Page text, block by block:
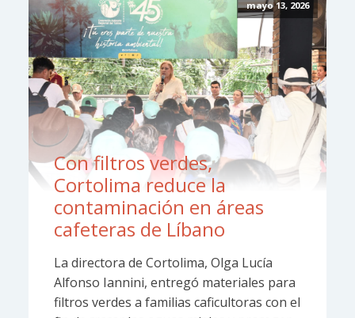
mayo 13, 2026
Con filtros verdes,
Cortolima reduce la
contaminación en áreas
cafeteras de Líbano
La directora de Cortolima, Olga Lucía
Alfonso Iannini, entregó materiales para
filtros verdes a familias caficultoras con el